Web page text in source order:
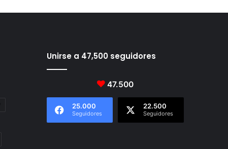
Unirse a 47,500 seguidores
47.500
25.000
Seguidores
22.500
Seguidores